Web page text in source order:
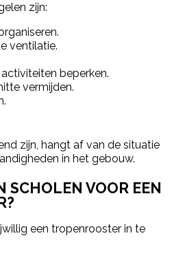
zijn:
ventilatie.
beperken.
vermijden.
zijn, hangt af van de situatie
in het gebouw.
SCHOLEN VOOR EEN
een tropenrooster in te